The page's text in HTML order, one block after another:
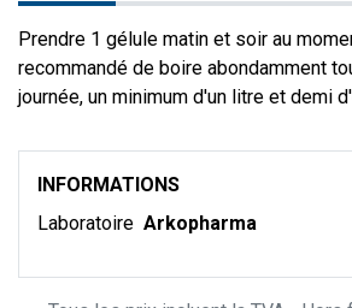
Prendre 1 gélule matin et soir au
recommandé de boire abondamment
journée, un minimum d'un litre et demi
INFORMATIONS
Laboratoire Arkopharma